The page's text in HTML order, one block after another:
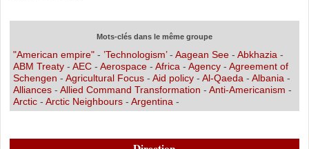
Mots-clés dans le même groupe
"American empire"- ’Technologism’- Aagean See- Abkhazia -
ABM Treaty- AEC- Aerospace- Africa - Agency- Agreement of
Schengen - Agricultural Focus - Aid policy- Al-Qaeda - Albania -
Alliances- Allied Command Transformation - Anti-Americanism -
Arctic- Arctic Neighbours- Argentina -